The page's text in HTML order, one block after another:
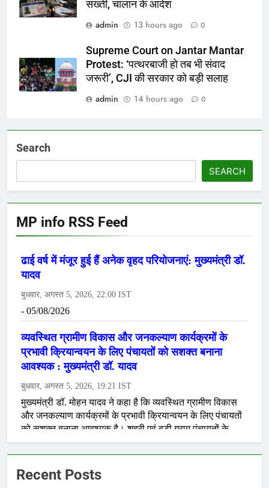
सख्ती, चालान के आदेश
admin
13 hours ago 0
Supreme Court on Jantar Mantar
Protest: ‘पत्थरबाजी हो तब भी संवाद
जरूरी’, CJI की सरकार को बड़ी सलाह
admin
14 hours ago 0
Search
SEARCH
MP info RSS Feed
Recent Posts